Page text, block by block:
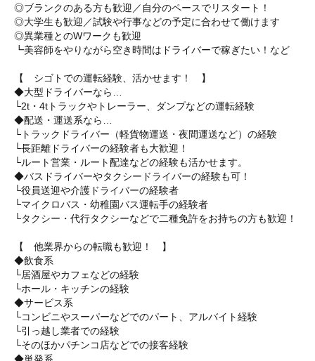
◎ブランクのある方も歓迎／自分のペースでリスタート！
◎大学生も歓迎／試験や行事などの予定に合わせて働けます
◎異業種とのWワークも歓迎
┗美容師をやりながら空き時間はドライバーで稼ぎたい！など
【 シゴトでの運転経験、活かせます！ 】
◆大型ドライバーなら…
└2t・4tトラックやトレーラー、ダンプなどの運転経験
◆配送・運送系なら…
└トラックドライバー（軽貨物運送・夜間運送など）の経験
└長距離ドライバーの経験者も大歓迎！
└ルート営業・ルート配達などの経験も活かせます。
◆バスドライバーやタクシードライバーの経験も可！
└役員送迎や介護ドライバーの経験者
└マイクロバス・幼稚園バス運転手の経験者
└タクシー・代行タクシーなどで二種免許をお持ちの方も歓迎！
【 他業界からの転職も歓迎！ 】
◆飲食系
└居酒屋やカフェなどの経験
└ホール・キッチンの経験
◆サービス系
└コンビニやスーパーなどでのパート、アルバイト経験
└引っ越し業者での経験
└そのほかパチンコ店などでの接客経験